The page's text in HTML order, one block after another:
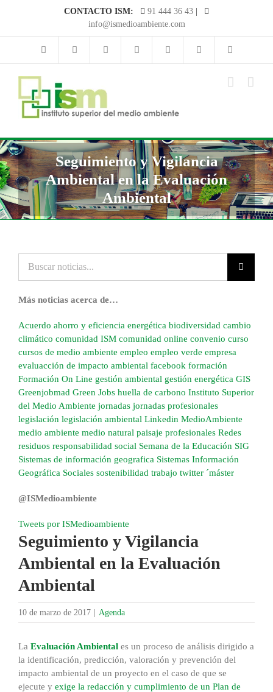
CONTACTO ISM: 91 444 36 43
info@ismedioambiente.com
Seguimiento y Vigilancia
Ambiental en la Evaluación
Ambiental
Seguimiento y Vigilancia
Ambiental en la Evaluación
Ambiental
10 de marzo de 2017 | Agenda
La Evaluación Ambiental es un proceso de análisis dirigido a
la identificación, predicción, valoración y prevención del
impacto ambiental de un proyecto en el caso de que se
ejecute y exige la redacción y cumplimiento de un Plan de
noticias...
Más noticias acerca de…
Acuerdo ahorro y eficiencia energética biodiversidad cambio
climático comunidad ISM comunidad online convenio curso
cursos de medio ambiente empleo empleo verde empresa
evaluacción de impacto ambiental facebook formación
Formación On Line gestión ambiental gestión energética GIS
Greenjobmad Green Jobs huella de carbono Instituto Superior
del Medio Ambiente jornadas jornadas profesionales
legislación legislación ambiental Linkedin MedioAmbiente
medio ambiente medio natural paisaje profesionales Redes
residuos responsabilidad social Semana de la Educación SIG
Sistemas de información geografica Sistemas Información
Geográfica Sociales sostenibilidad trabajo twitter ´máster
@ISMedioambiente
Tweets por ISMedioambiente